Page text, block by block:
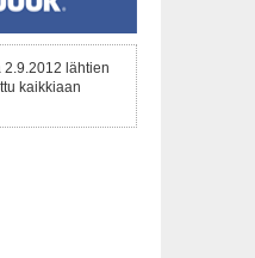
lähtien
kaikkiaan